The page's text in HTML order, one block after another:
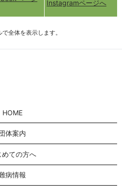
Instagramページへ
全体を表示します。
HOME
体案内
めての方へ
病情報